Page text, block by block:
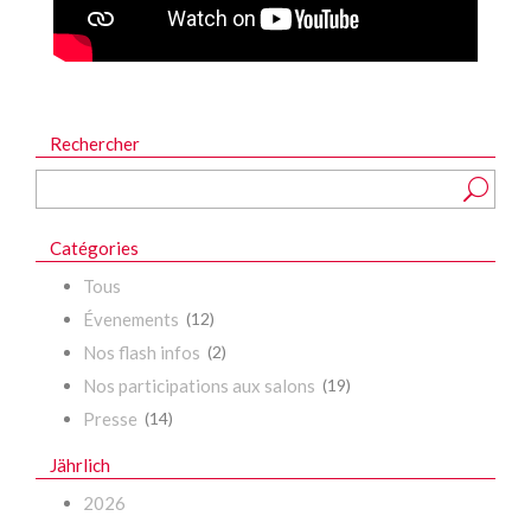
Rechercher
Catégories
Tous
Évenements (12)
Nos flash infos (2)
Nos participations aux salons (19)
Presse (14)
Jährlich
2026